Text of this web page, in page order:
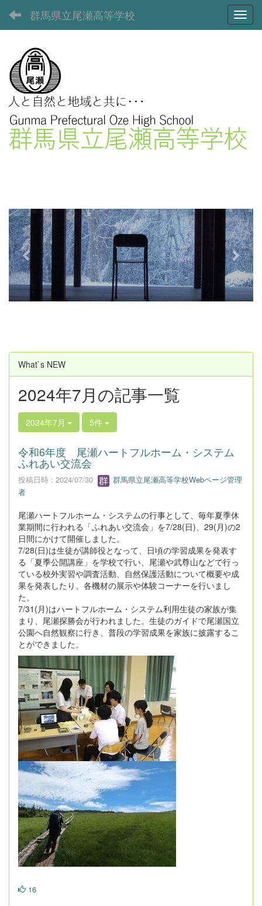
群馬県立尾瀬高等学校
e
v
i
o
u
s
x
t
What`s NEW
2024年7月の記事一覧
2024年7月 5件
令和6年度 尾瀬ハートフルホーム・システム
ふれあい交流会
投稿日時 : 2024/07/30
群馬県立尾瀬高等学校Webページ管理
者
尾瀬ハートフルホーム・システムの行事として、毎年夏季休
業期間に行われる「ふれあい交流会」を7/28(日)、29(月)の2
日間にかけて開催しました。
7/28(日)は生徒が講師役となって、日頃の学習成果を発表す
る「夏季公開講座」を学校で行い、尾瀬や武尊山などで行っ
ている校外実習や調査活動、自然保護活動について概要や成
果を発表したり、各機材の展示や体験コーナーを行いまし
た。
7/31(月)はハートフルホーム・システム利用生徒の家族が集
まり、尾瀬探勝会が行われました。生徒のガイドで尾瀬国立
公園へ自然観察に行き、普段の学習成果を家族に披露するこ
とができました。
16